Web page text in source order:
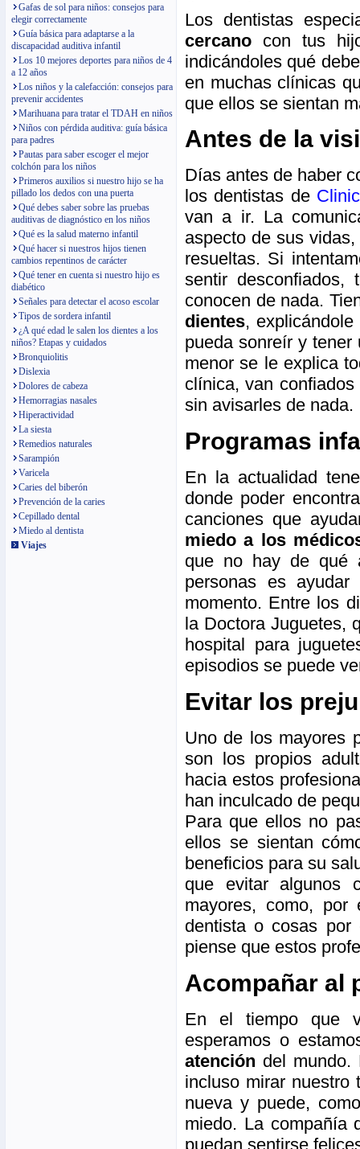
Gafas de sol para niños: consejos para
elegir correctamente
Guía básica para adaptarse a la
discapacidad auditiva infantil
Los 10 mejores deportes para niños de 4
a 12 años
Los niños y la calefacción: consejos para
prevenir accidentes
Marihuana para tratar el TDAH en niños
Niños con pérdida auditiva: guía básica
para padres
Pautas para saber escoger el mejor
colchón para los niños
Primeros auxilios si nuestro hijo se ha
pillado los dedos con una puerta
Qué debes saber sobre las pruebas
auditivas de diagnóstico en los niños
Qué es la salud materno infantil
Qué hacer si nuestros hijos tienen
cambios repentinos de carácter
Qué tener en cuenta si nuestro hijo es
diabético
Señales para detectar el acoso escolar
Tipos de sordera infantil
¿A qué edad le salen los dientes a los
niños? Etapas y cuidados
Bronquiolitis
Dislexia
Dolores de cabeza
Hemorragias nasales
Hiperactividad
La siesta
Remedios naturales
Sarampión
Varicela
Caries del biberón
Prevención de la caries
Cepillado dental
Miedo al dentista
Viajes
Los dentistas
cercano con tus
indicándoles qué
en muchas clínicas
que ellos se sientan
Antes de la
Días antes de haber
los dentistas de
van a ir. La
aspecto de sus
resueltas. Si
sentir
conocen de nada.
dientes,
pueda sonreír y
menor se le explica
clínica, van
sin avisarles de nada.
Programas
En la actualidad
donde poder
canciones que
miedo a los
que no hay de qué
personas es
momento. Entre los
la Doctora Juguetes,
hospital para
episodios se puede
Evitar los
Uno de los mayores
son los propios
hacia estos
han inculcado de
Para que ellos no
ellos se sientan
beneficios para su
que evitar algunos
mayores, como,
dentista o cosas por
piense que estos
Acompañar al
En el tiempo que
esperamos o
atención del mundo.
incluso mirar nuestro
nueva y puede,
miedo. La compañía
puedan sentirse